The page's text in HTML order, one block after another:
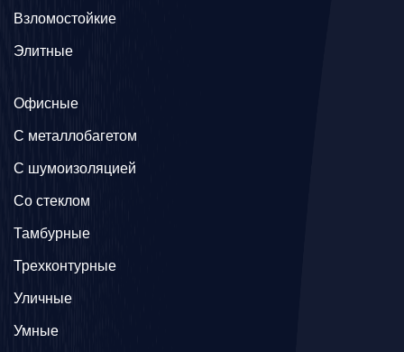
Взломостойкие
Элитные
Офисные
C металлобагетом
С шумоизоляцией
Со стеклом
Тамбурные
Трехконтурные
Уличные
Умные